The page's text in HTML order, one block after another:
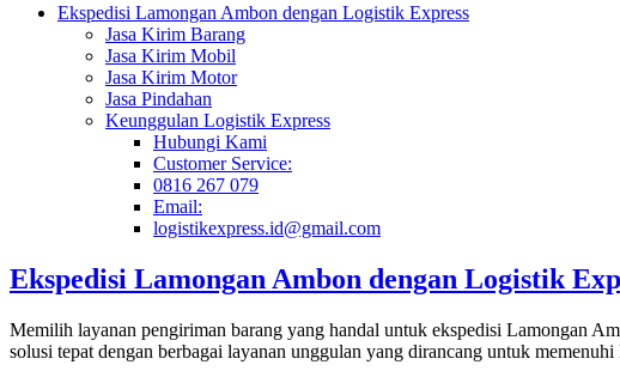
Ekspedisi Lamongan Ambon dengan Logistik Express
Jasa Kirim Barang
Jasa Kirim Mobil
Jasa Kirim Motor
Jasa Pindahan
Keunggulan Logistik Express
Hubungi Kami
Customer Service:
0816 267 079
Email:
logistikexpress.id@gmail.com
Ekspedisi Lamongan Ambon dengan Logistik
Memilih layanan pengiriman barang yang handal untuk ekspedisi Lamongan
solusi tepat dengan berbagai layanan unggulan yang dirancang untuk